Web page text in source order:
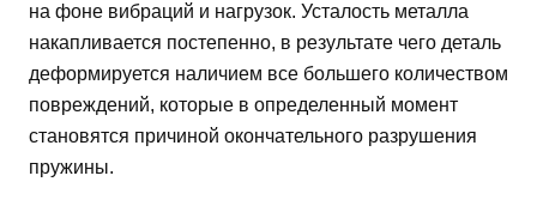
на фоне вибраций и нагрузок. Усталость металла
накапливается постепенно, в результате чего деталь
деформируется наличием все большего количеством
повреждений, которые в определенный момент
становятся причиной окончательного разрушения
пружины.